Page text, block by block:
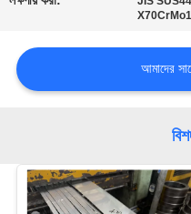
জন্য
আবেদন
সাইট
ম্যাপ
X70CrMo15
আমাদের